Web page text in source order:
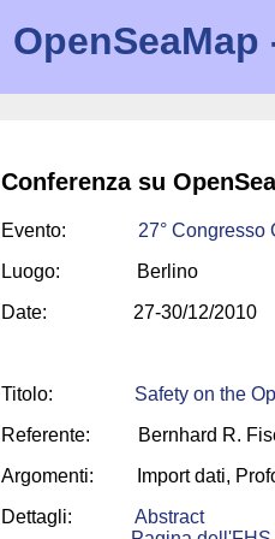
Conferenza su
Evento: 27° Congresso
Luogo: Berlino
Date: 27-30/12/2010
Titolo: Safety on the
Referente: Bernhard R.
Argomenti: Import dati,
Dettagli: Abstract